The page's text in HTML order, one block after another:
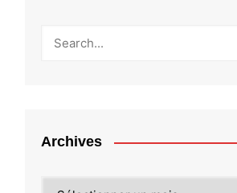
Archives